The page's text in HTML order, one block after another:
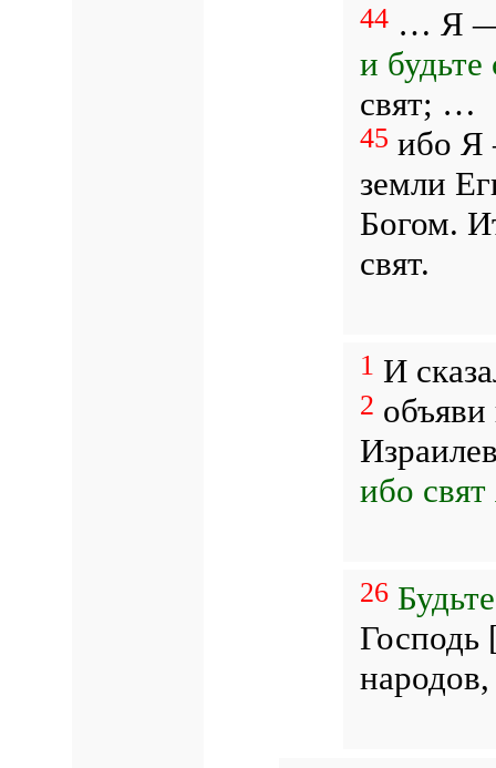
44… Я —
и будьте
свят; …
45 ибо Я
земли
Богом.
свят.
1 И
2
ибо
26
Господь